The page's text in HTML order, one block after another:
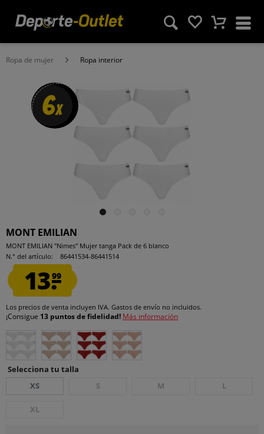
Ropa de mujer Ropa interior
6x
MONT EMILIAN
MONT EMILIAN "Nimes" Mujer tanga Pack de 6 blanco
N.° del artículo:
86441534-86441514
13.99
Los precios de venta incluyen IVA. Gastos de envío no incluidos.
¡Consigue 13 puntos de fidelidad! Más información
Selecciona tu talla
XS
S M L
XL